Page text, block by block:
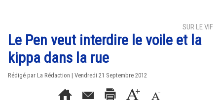
SUR LE VIF
Le Pen veut interdire le voile et la
kippa dans la rue
Rédigé par La Rédaction | Vendredi 21 Septembre 2012